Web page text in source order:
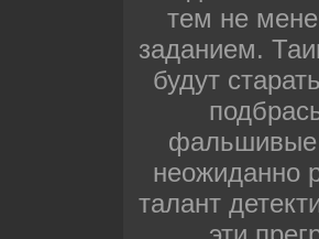
тем не
заданием.
будут
фальшивые
неожиданно
талант